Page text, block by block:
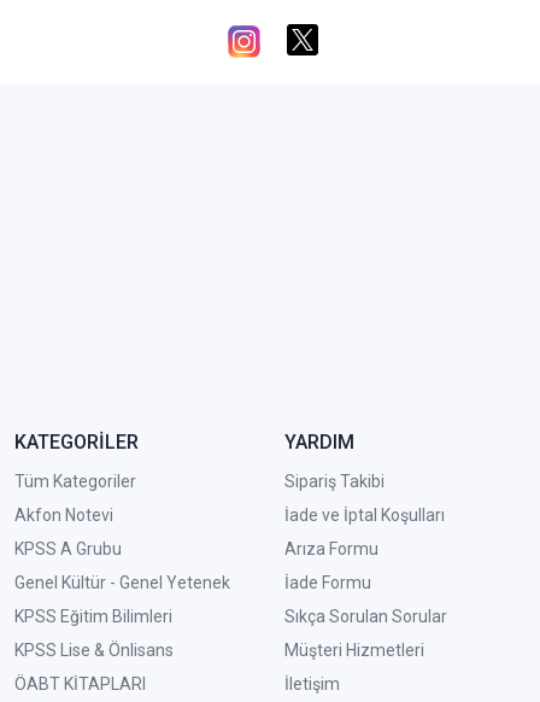
KATEGORİLER
Tüm Kategoriler
Akfon Notevi
KPSS A Grubu
Genel Kültür - Genel Yetenek
KPSS Eğitim Bilimleri
KPSS Lise & Önlisans
ÖABT KİTAPLARI
YARDIM
Sipariş Takibi
İade ve İptal Koşulları
Arıza Formu
İade Formu
Sıkça Sorulan Sorular
Müşteri Hizmetleri
İletişim